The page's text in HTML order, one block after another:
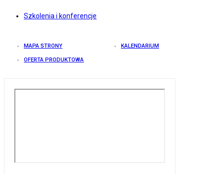
Szkolenia i konferencje
MAPA STRONY KALENDARIUM
OFERTA PRODUKTOWA